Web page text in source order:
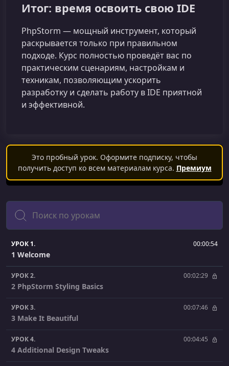
Итог: время освоить свою IDE
PhpStorm — мощный инструмент, который
раскрывается только при правильном
подходе. Курс полностью проведёт вас по
практическим сценариям, настройкам и
техникам, позволяющим ускорить
разработку и сделать работу в IDE приятной
и эффективной.
Это пробный урок. Оформите подписку, чтобы
получить доступ ко всем материалам курса. Премиум
Поиск
УРОК 1. 00:00:54
1 Welcome
УРОК 2. 00:02:29
2 PhpStorm Styling Basics
УРОК 3. 00:07:46
3 Make It Beautiful
УРОК 4. 00:04:45
4 Additional Design Tweaks